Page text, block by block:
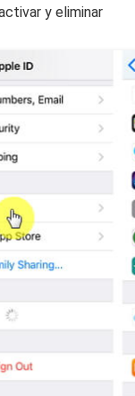
y eliminar